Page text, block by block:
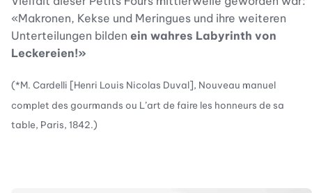
«Makronen, Kekse und Meringues und ihre weiteren
Unterteilungen bilden ein wahres Labyrinth von
Leckereien!»
(*M. Cardelli [Henri Louis Nicolas Duval], Nouveau manuel
complet des gourmands ou L’art de faire les honneurs de sa
table, Paris, 1842.)